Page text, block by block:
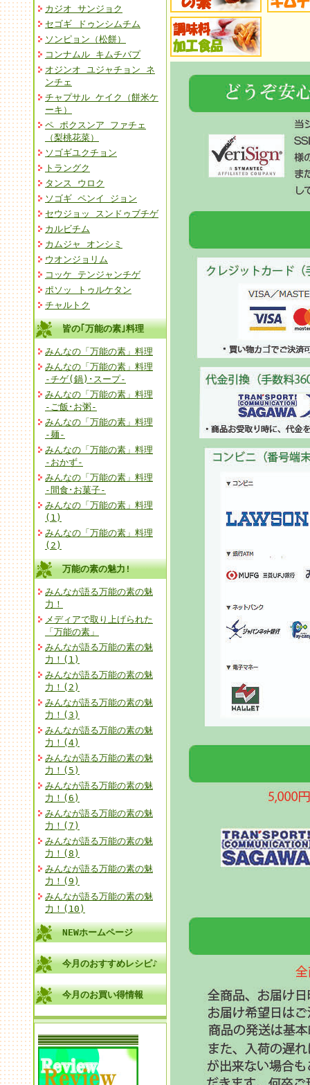
カジオ サンジョク
セゴギ ドゥンシムチム
ソンピョン（松餅）
コンナムル キムチバプ
オジンオ ユジャチョン ネ
ンチェ
チャプサル ケイク（餅米ケ
ーキ）
ペ ポクスンア ファチェ
（梨桃花菜）
ソゴギユクチョン
トラングク
タンス ウロク
ソゴギ ペンイ ジョン
セウジョッ スンドゥブチゲ
カルビチム
カムジャ オンシミ
ウオンジョリム
コッケ テンジャンチゲ
ポソッ トゥルケタン
チャルトク
皆の｢万能の素｣料理
みんなの「万能の素」料理
みんなの「万能の素」料理
-チゲ(鍋)･スープ-
みんなの「万能の素」料理
-ご飯･お粥-
みんなの「万能の素」料理
-麺-
みんなの「万能の素」料理
-おかず-
みんなの「万能の素」料理
-間食･お菓子-
みんなの「万能の素」料理
(1)
みんなの「万能の素」料理
(2)
万能の素の魅力!
みんなが語る万能の素の魅
力！
メディアで取り上げられた
「万能の素」
みんなが語る万能の素の魅
力！(1)
みんなが語る万能の素の魅
力！(2)
みんなが語る万能の素の魅
力！(3)
みんなが語る万能の素の魅
力！(4)
みんなが語る万能の素の魅
力！(5)
みんなが語る万能の素の魅
力！(6)
みんなが語る万能の素の魅
力！(7)
みんなが語る万能の素の魅
力！(8)
みんなが語る万能の素の魅
力！(9)
みんなが語る万能の素の魅
力！(10)
NEWホームページ
今月のおすすめレシピ♪
今月のお買い得情報